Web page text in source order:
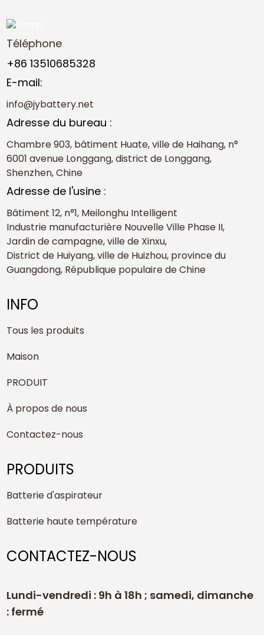
Téléphone
+86 13510685328
E-mail:
info@jybattery.net
Adresse du bureau :
Chambre 903, bâtiment Huate, ville de Haihang, n°
6001 avenue Longgang, district de Longgang,
Shenzhen, Chine
Adresse de l'usine :
Bâtiment 12, n°1, Meilonghu Intelligent
Industrie manufacturière Nouvelle Ville Phase II,
Jardin de campagne, ville de Xinxu,
District de Huiyang, ville de Huizhou, province du
Guangdong, République populaire de Chine
INFO
Tous les produits
Maison
PRODUIT
À propos de nous
Contactez-nous
PRODUITS
Batterie d'aspirateur
Batterie haute température
CONTACTEZ-NOUS
Lundi-vendredi : 9h à 18h ; samedi, dimanche
: fermé